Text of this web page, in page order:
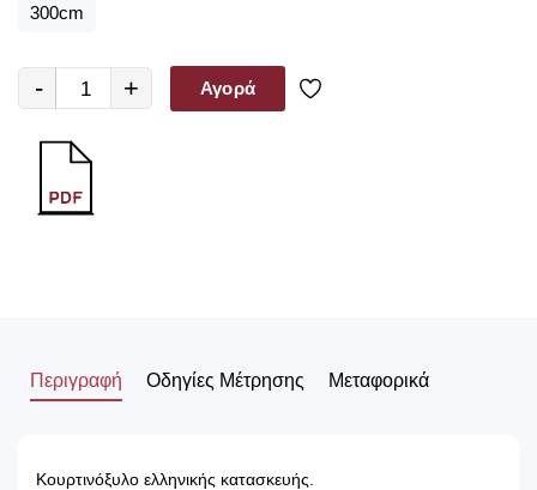
300cm
- + Αγορά
Περιγραφή Οδηγίες Μέτρησης Μεταφορικά
Κουρτινόξυλο ελληνικής κατασκευής.